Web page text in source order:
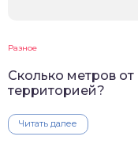
Разное
Сколько метров
территорией?
Читать далее